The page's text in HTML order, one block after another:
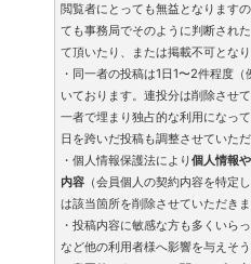
閲覧者にとっても無益となります
ても事務局でそのように判断され
て頂いたり、または掲載不可とな
・同一者の投稿は1日1〜2件程度
いております。連投分は削除させ
一者で埋まり独占的な利用になっ
日を跨いだ投稿も調整させていた
・個人情報保護法により個人情報
内容 （会員個人の契約内容を特定
は該当箇所を削除させていただきま
・投稿内容に敏感な方も多くいら
など他の利用者様へ影響を与えそ